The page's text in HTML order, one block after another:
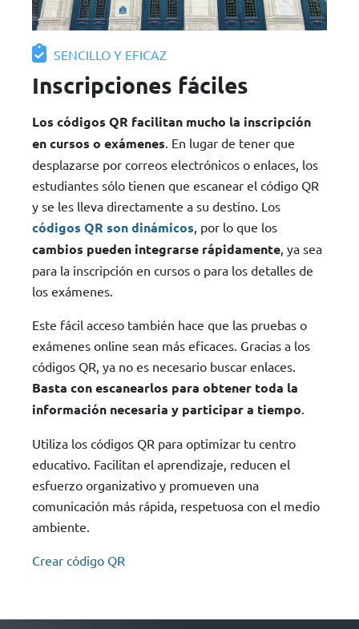
SENCILLO Y EFICAZ
Inscripciones fáciles
Los códigos QR facilitan mucho la inscripción
en cursos o exámenes. En lugar de tener que
desplazarse por correos electrónicos o enlaces, los
estudiantes sólo tienen que escanear el código QR
y se les lleva directamente a su destino. Los
códigos QR son dinámicos, por lo que los
cambios pueden integrarse rápidamente, ya sea
para la inscripción en cursos o para los detalles de
los exámenes.
Este fácil acceso también hace que las pruebas o
exámenes online sean más eficaces. Gracias a los
códigos QR, ya no es necesario buscar enlaces.
Basta con escanearlos para obtener toda la
información necesaria y participar a tiempo.
Utiliza los códigos QR para optimizar tu centro
educativo. Facilitan el aprendizaje, reducen el
esfuerzo organizativo y promueven una
comunicación más rápida, respetuosa con el medio
ambiente.
Crear código QR